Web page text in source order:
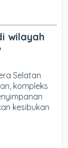
wilayah
Selatan
kompleks
kesibukan